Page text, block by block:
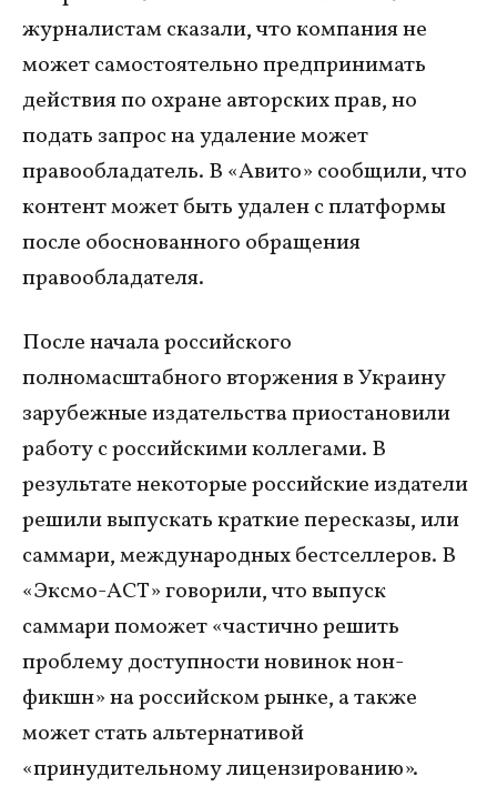
журналистам сказали, что компания не
может самостоятельно предпринимать
действия по охране авторских прав, но
подать запрос на удаление может
правообладатель. В «Авито» сообщили, что
контент может быть удален с платформы
после обоснованного обращения
правообладателя.
После начала российского
полномасштабного вторжения в Украину
зарубежные издательства приостановили
работу с российскими коллегами. В
результате некоторые российские издатели
решили выпускать краткие пересказы, или
саммари, международных бестселлеров. В
«Эксмо-АСТ» говорили, что выпуск
саммари поможет «частично решить
проблему доступности новинок нон-
фикшн» на российском рынке, а также
может стать альтернативой
«принудительному лицензированию».